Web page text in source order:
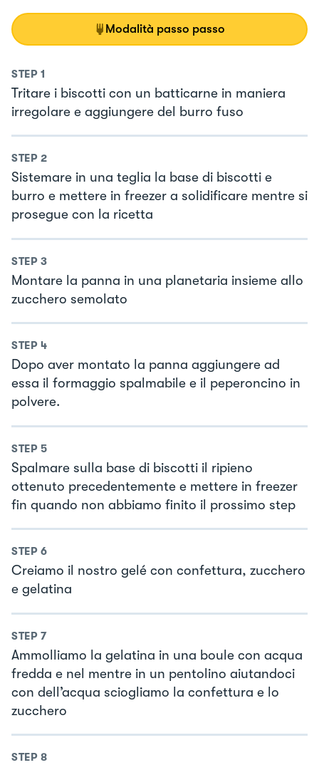
Modalità passo passo
STEP 1
Tritare i biscotti con un batticarne in maniera
irregolare e aggiungere del burro fuso
STEP 2
Sistemare in una teglia la base di biscotti e
burro e mettere in freezer a solidificare mentre si
prosegue con la ricetta
STEP 3
Montare la panna in una planetaria insieme allo
zucchero semolato
STEP 4
Dopo aver montato la panna aggiungere ad
essa il formaggio spalmabile e il peperoncino in
polvere.
STEP 5
Spalmare sulla base di biscotti il ripieno
ottenuto precedentemente e mettere in freezer
fin quando non abbiamo finito il prossimo step
STEP 6
Creiamo il nostro gelé con confettura, zucchero
e gelatina
STEP 7
Ammolliamo la gelatina in una boule con acqua
fredda e nel mentre in un pentolino aiutandoci
con dell’acqua sciogliamo la confettura e lo
zucchero
STEP 8